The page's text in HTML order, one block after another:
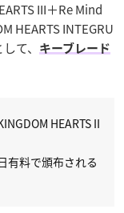
III＋Re Mind
HEARTS INTEGRU
て、
キーブレード
HEARTS II
有料で頒布される